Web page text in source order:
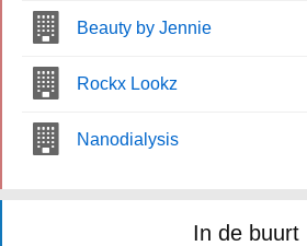
Beauty by Jennie
Rockx Lookz
Nanodialysis
In de buurt